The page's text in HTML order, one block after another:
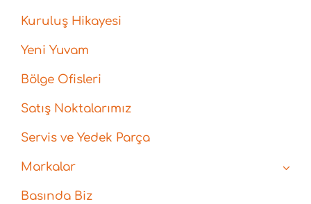
Kuruluş Hikayesi
Yeni Yuvam
Bölge Ofisleri
Satış Noktalarımız
Servis ve Yedek Parça
Markalar
Basında Biz